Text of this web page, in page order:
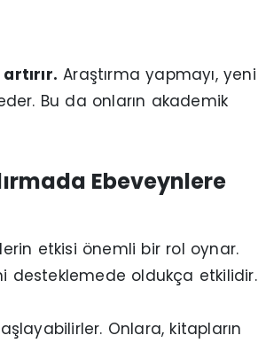
Araştırma yapmayı, yeni
Bu da onların akademik
Ebeveynlere
etkisi önemli bir rol oynar.
desteklemede oldukça etkilidir.
Onlara, kitapların